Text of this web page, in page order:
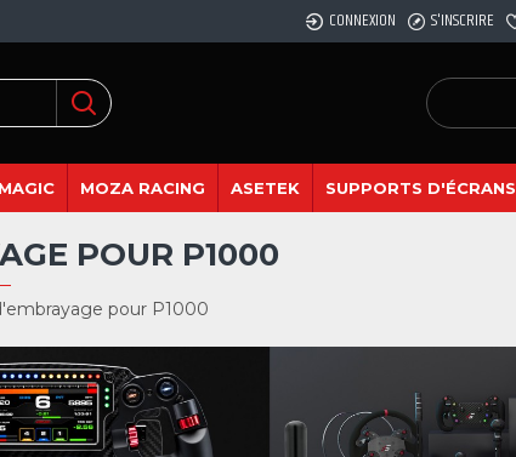
CONNEXION S'INSCRIRE
MOZA RACING ASETEK SUPPORTS D'ÉCRANS
pour P1000
POUR P1000